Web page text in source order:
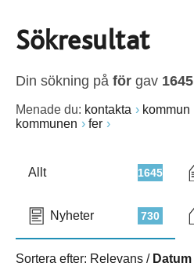
Sökresultat
Din sökning på för gav 1645
Menade du: kontakta kommun
kommunen
fer
1645
Allt
730
Nyheter
Sortera efter: Relevans / Datum